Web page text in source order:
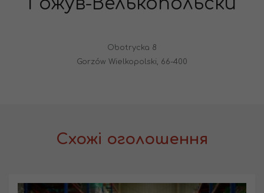
Obotrycka 8
Gorzów Wielkopolski, 66-400
Схожі оголошення